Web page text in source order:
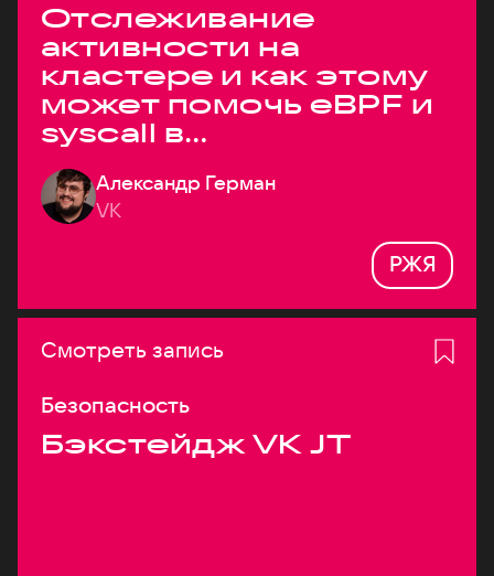
Отслеживание
активности на
кластере и как этому
может помочь eBPF и
syscall в
высоконагруженных
системах
Александр Герман
VK
РЖЯ
Смотреть запись
Безопасность
Бэкстейдж VK JT